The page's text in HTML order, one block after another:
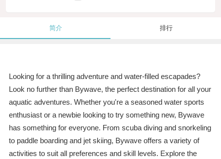
简介 排行
Looking for a thrilling adventure and water-filled escapades?
Look no further than Bywave, the perfect destination for all your
aquatic adventures. Whether you're a seasoned water sports
enthusiast or a newbie looking to try something new, Bywave
has something for everyone. From scuba diving and snorkeling
to paddle boarding and jet skiing, Bywave offers a variety of
activities to suit all preferences and skill levels. Explore the